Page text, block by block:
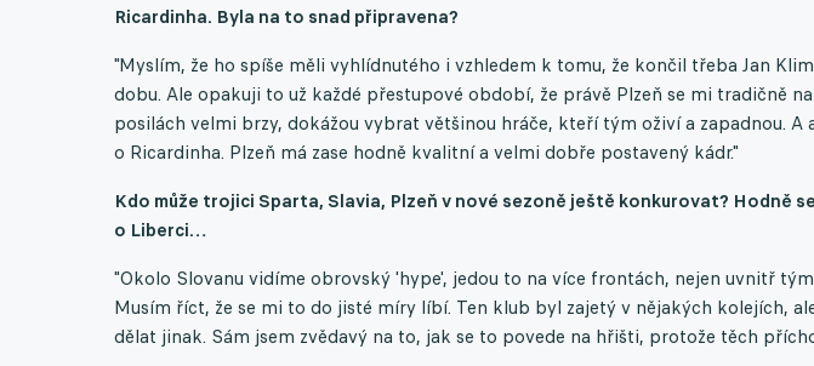
Ricardinha. Byla na to snad připravena?
"Myslím, že ho spíše měli vyhlídnutého i vzhledem k tomu, že končil třeba Jan
dobu. Ale opakuji to už každé přestupové období, že právě Plzeň se mi tradičně
posilách velmi brzy, dokážou vybrat většinou hráče, kteří tým oživí a zapadnou. A
o Ricardinha. Plzeň má zase hodně kvalitní a velmi dobře postavený kádr."
Kdo může trojici Sparta, Slavia, Plzeň v nové sezoně ještě konkurovat? Hodně
o Liberci…
"Okolo Slovanu vidíme obrovský 'hype', jedou to na více frontách, nejen uvnitř
Musím říct, že se mi to do jisté míry líbí. Ten klub byl zajetý v nějakých kolejích,
dělat jinak. Sám jsem zvědavý na to, jak se to povede na hřišti, protože těch